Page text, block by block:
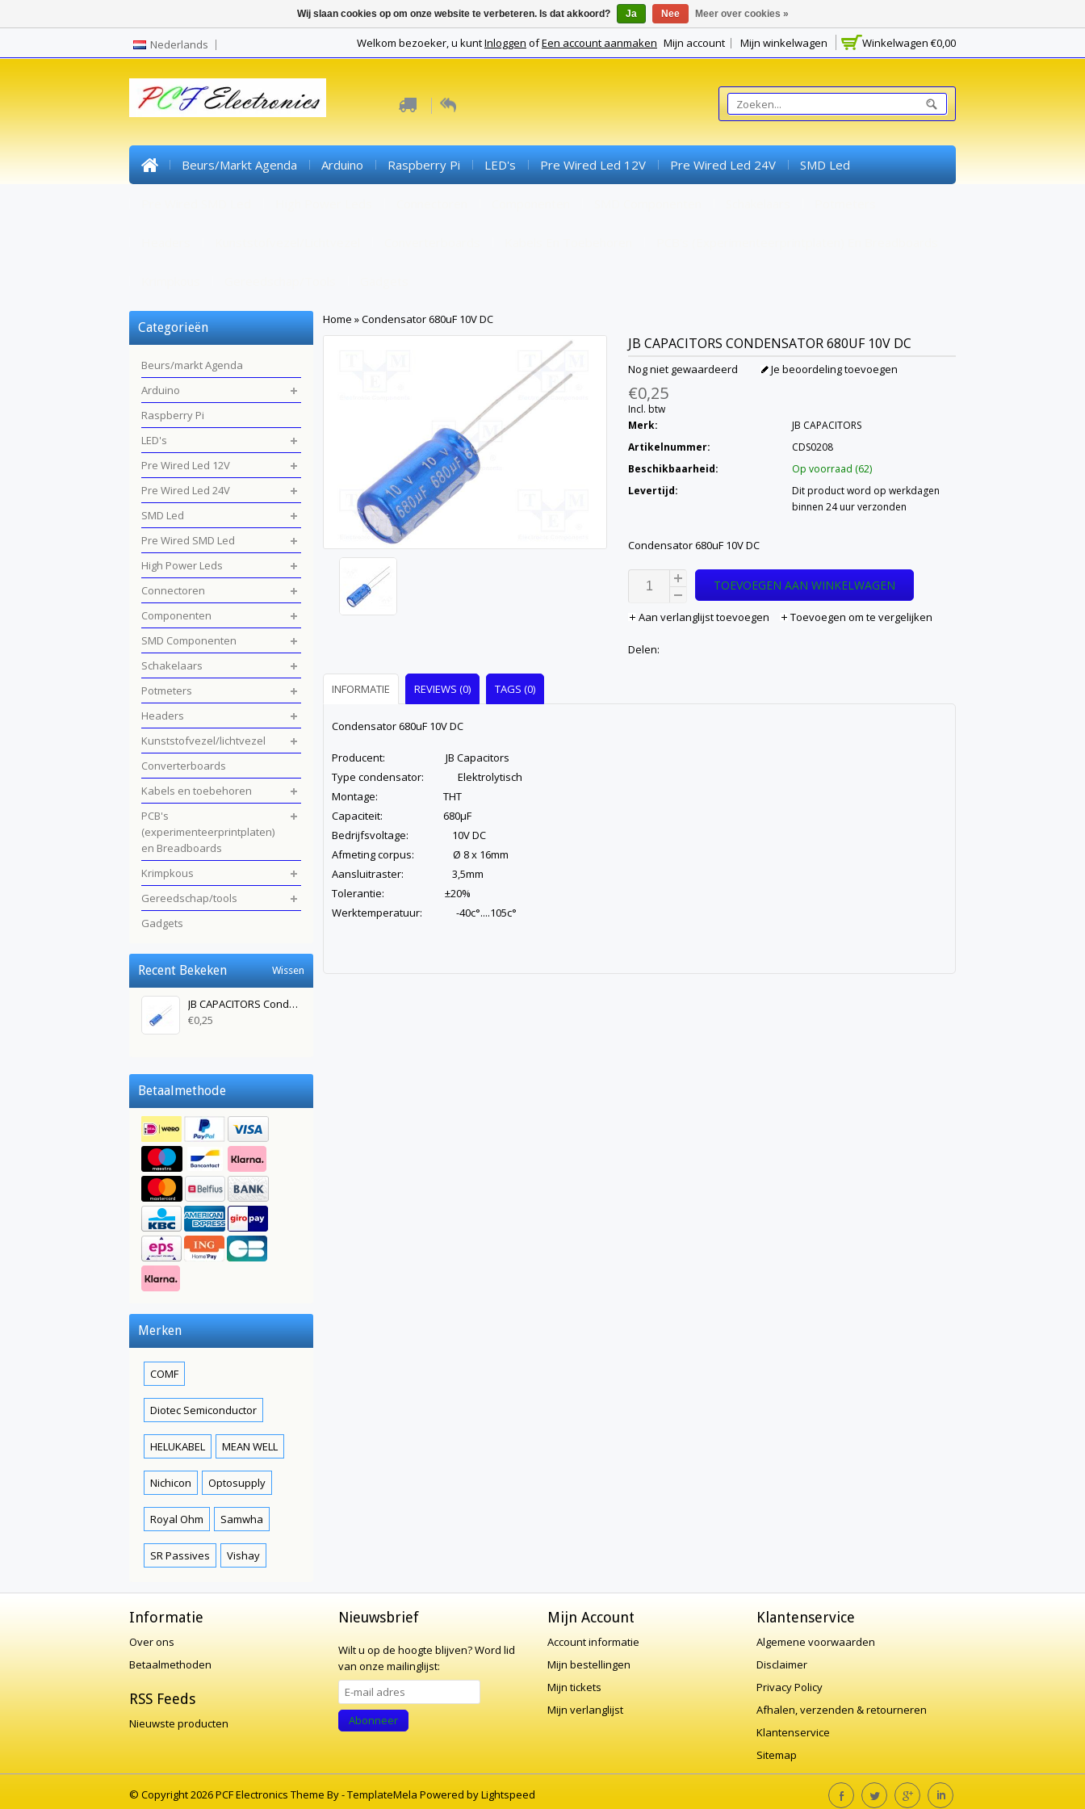
Nederlands Winkelwagen €0,00
Welkom bezoeker, u kuntInloggen ofEen account aanmaken Mijn account Mijn winkelwagen
Beurs/markt Agenda Arduino Raspberry Pi LED's Pre Wired Led 12V Pre Wired Led 24V SMD Led
Home »Condensator 680uF 10V DC
JB CAPACITORS CONDENSATOR 680UF 10V DC
Nog niet gewaardeerd Je beoordeling toevoegen
€0,25
Incl. btw
Merk:
JB CAPACITORS
Artikelnummer:
CDS0208
Beschikbaarheid:
Op voorraad (62)
Levertijd:
Dit product word op werkdagen
binnen 24 uur verzonden
Condensator 680uF 10V DC
TOEVOEGEN AAN WINKELWAGEN
Aan verlanglijst toevoegen Toevoegen om te vergelijken
Delen:
INFORMATIE REVIEWS (0) TAGS (0)
Condensator 680uF 10V DC
Producent: JB Capacitors
Type condensator: Elektrolytisch
Montage: THT
Capaciteit: 680µF
Bedrijfsvoltage: 10V DC
Afmeting corpus: Ø 8 x 16mm
Aansluitraster: 3,5mm
Tolerantie: ±20%
Werktemperatuur: -40c°....105c°
Categorieën
Beurs/markt Agenda
Arduino
Raspberry Pi
LED's
Pre Wired Led 12V
Pre Wired Led 24V
SMD Led
Pre Wired SMD Led
High Power Leds
Connectoren
Componenten
SMD Componenten
Schakelaars
Potmeters
Headers
Kunststofvezel/lichtvezel
Converterboards
Kabels en toebehoren
PCB's
(experimenteerprintplaten)
en Breadboards
Krimpkous
Gereedschap/tools
Gadgets
Recent Bekeken Wissen
JB CAPACITORS Condensator 680uF 10V DC
€0,25
Betaalmethode
Merken
COMF
Diotec Semiconductor
HELUKABEL MEAN WELL
Nichicon Optosupply
Royal Ohm Samwha
SR Passives Vishay
Informatie
Over ons
Betaalmethoden
RSS Feeds
Nieuwste producten
Nieuwsbrief
Wilt u op de hoogte blijven?Word lid
van onze mailinglijst:
Abonneer
Mijn Account
Account informatie
Mijn bestellingen
Mijn tickets
Mijn verlanglijst
Klantenservice
Algemene voorwaarden
Disclaimer
Privacy Policy
Afhalen, verzenden & retourneren
Klantenservice
Sitemap
© Copyright 2026 PCF Electronics Theme By -TemplateMela Powered byLightspeed
Wij slaan cookies op om onze website te verbeteren. Is dat akkoord? Ja Nee Meer over cookies »